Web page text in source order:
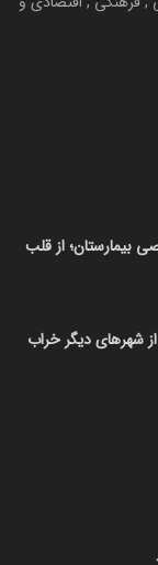
از قلب
شهرهای دیگر خراب